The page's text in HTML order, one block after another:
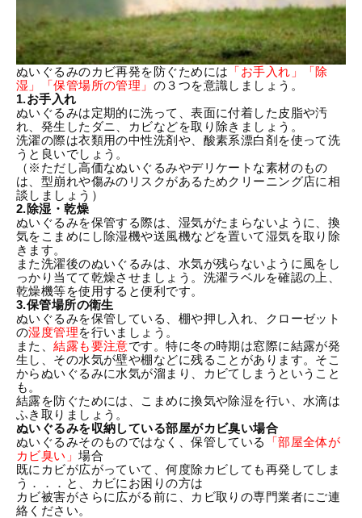
ぬいぐるみのカビ再発を防ぐためには 「お手入れ」「除
湿」「保管場所の管理」 の３つを意識しましょう。
1.お手入れ
ぬいぐるみは定期的に洗って、表面に付着した皮脂や汚
れ、発生したダニ、カビなどを取り除きましょう。
洗濯の際は衣類用の中性洗剤や、酸素系漂白剤を使って洗
うと良いでしょう。
（※ただし高価なぬいぐるみやデリケートな素材のもの
は、型崩れや傷みのリスクがあるためクリーニング店に相
談しましょう）
2.除湿・乾燥
ぬいぐるみを保管する際は、湿気がたまらないように、換
気をこまめにし除湿機や送風機などを置いて湿気を取り除
きます。
また洗濯後のぬいぐるみは、水気が残らないように風をし
っかり当てて乾燥させましょう。洗濯ラベルを確認の上、
乾燥機等を使用すると便利です。
3.保管場所の衛生
ぬいぐるみを保管している、棚や押し入れ、クローゼット
の湿度管理を行いましょう。
また、結露も要注意です。特に冬の時期は窓際に結露が発
生し、その水気が壁や棚などに残ることがあります。そこ
からぬいぐるみに水気が溜まり、カビてしまうということ
も。
結露を防ぐためには、こまめに換気や除湿を行い、水滴は
ふき取りましょう。
ぬいぐるみを収納している部屋がカビ臭い場合
ぬいぐるみそのものではなく、保管している
「部屋全体が
カビ臭い」場合
既にカビが広がっていて、何度除カビしても再発してしま
う．．．と、カビにお困りの方は
カビ被害がさらに広がる前に、カビ取りの専門業者にご連
絡ください。